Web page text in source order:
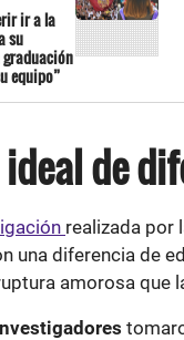
ir a la
su
graduación
equipo”
de
realizada por
una diferencia de
amorosa que